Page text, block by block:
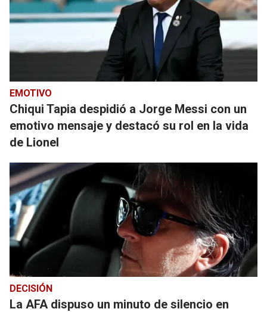
EMOTIVO
Chiqui Tapia despidió a Jorge Messi con un
emotivo mensaje y destacó su rol en la vida
de Lionel
DECISIÓN
La AFA dispuso un minuto de silencio en